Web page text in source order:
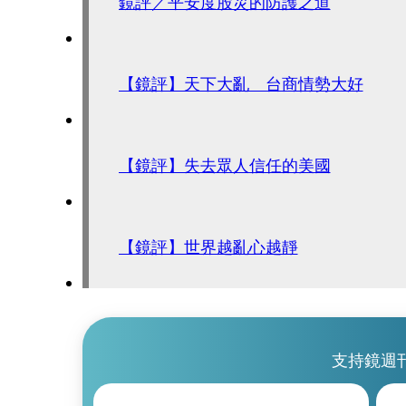
【鏡評】天下大亂 台商情勢大好
【鏡評】失去眾人信任的美國
【鏡評】世界越亂心越靜
支持鏡週